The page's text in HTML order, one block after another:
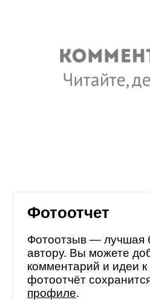
Фотоотчет
Фотоотзыв — лучшая
автору. Вы можете
комментарий и идеи к
фотоотчёт
профиле.